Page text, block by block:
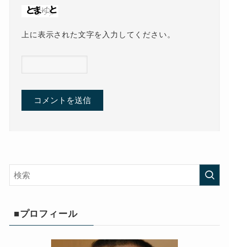
上に表示された文字を入力してください。
■プロフィール